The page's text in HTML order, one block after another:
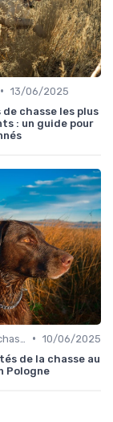
• 13/06/2025
de chasse les plus
: un guide pour
• 10/06/2025
de la chasse au
Pologne